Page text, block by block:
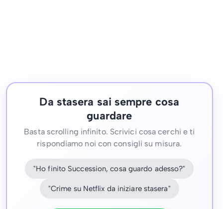
Da stasera sai sempre cosa
guardare
Basta scrolling infinito. Scrivici cosa cerchi e ti
rispondiamo noi con consigli su misura.
"Ho finito Succession, cosa guardo adesso?"
"Crime su Netflix da iniziare stasera"